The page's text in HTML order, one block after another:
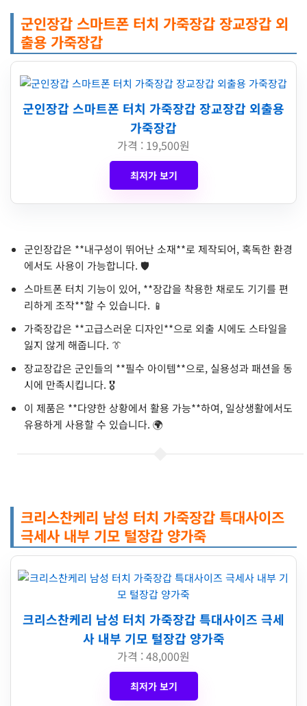
군인장갑 스마트폰 터치 가죽장갑 장교장갑 외
출용 가죽장갑
군인장갑 스마트폰 터치 가죽장갑 장교장갑 외출용
가죽장갑
가격 : 19,500원
최저가 보기
군인장갑은 **내구성이 뛰어난 소재**로 제작되어, 혹독한 환경
에서도 사용이 가능합니다. 🛡️
스마트폰 터치 기능이 있어, **장갑을 착용한 채로도 기기를 편
리하게 조작**할 수 있습니다. 📱
가죽장갑은 **고급스러운 디자인**으로 외출 시에도 스타일을
잃지 않게 해줍니다. 👔
장교장갑은 군인들의 **필수 아이템**으로, 실용성과 패션을 동
시에 만족시킵니다. 🎖️
이 제품은 **다양한 상황에서 활용 가능**하여, 일상생활에서도
유용하게 사용할 수 있습니다. 🌍
크리스찬케리 남성 터치 가죽장갑 특대사이즈
극세사 내부 기모 털장갑 양가죽
크리스찬케리 남성 터치 가죽장갑 특대사이즈 극세
사 내부 기모 털장갑 양가죽
가격 : 48,000원
최저가 보기